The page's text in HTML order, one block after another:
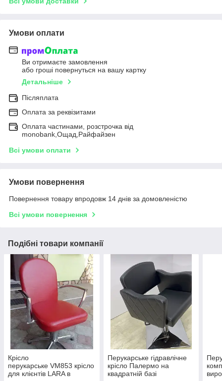
Умови оплати
Ви отримаєте замовлення
або гроші повернуться на вашу картку
Детальніше
Післяплата
Оплата за реквізитами
Оплата частинами, розстрочка від
monobank,Ощад,Райфайзен
Всі умови оплати
Умови повернення
Повернення товару впродовж 14 днів за домовленістю
Всі умови повернення
Подібні товари компанії
Крісло
перукарське VM853 крісло
для клієнтів LARA в
Перукарське гідравлічне
крісло Палермо на
квадратній базі